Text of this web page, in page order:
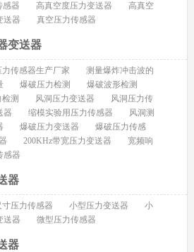
感器 高真空度压力变送器
高真空
送器 真空压力传感器
变送器
力传感器生产厂家
测量爆炸冲击波的
爆破压力检测
爆破波形检测
测 风洞压力变送器
风洞压力传
器 缩模实验用压力传感器
风洞测
爆破压力变送器
爆破压力传感
200KHz带宽压力变送器
宽频响
感器
器
寸压力传感器 小型压力变送器
小
送器 微型压力传感器
器